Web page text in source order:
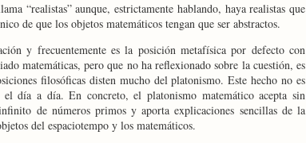
“realistas” aunque, estrictamente hablando, haya realistas que
de que los objetos matemáticos tengan que ser abstractos.
y frecuentemente es la posición metafísica por defecto con
matemáticas, pero que no ha reflexionado sobre la cuestión, es
filosóficas disten mucho del platonismo. Este hecho no es
día a día. En concreto, el platonismo matemático acepta sin
de números primos y aporta explicaciones sencillas de la
del espaciotempo y los matemáticos.